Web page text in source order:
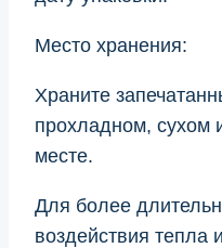
Место хранения:
Храните
прохладном, сухом
месте.
Для более
воздействия тепла